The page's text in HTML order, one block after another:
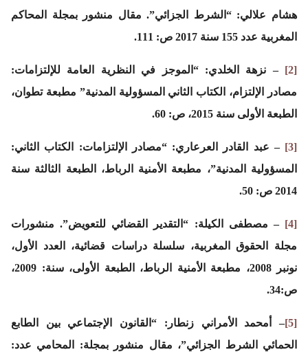
هشام علالي: “الشرط الجزائي”. مقال منشور بمجلة المحاكم
المغربية عدد 155 سنة 2017 ص: 111.
[2]
– نزهة الخلدي: “الموجز في النظرية العامة للإلتزامات:
مصادر الإلتزام، الكتاب الثاني المسؤولية المدنية” مطبعة تطوان،
الطبعة الأولى سنة 2015، ص: 60.
[3]
– عبد القادر العرعاري: “مصادر الإلتزامات: الكتاب الثاني:
المسؤولية المدنية”، مطبعة الأمنية الرباط، الطبعة الثالثة سنة
2014 ص: 50.
[4]
– مصطفى الكيلة: “التقدير القضائي للتعويض”. منشورات
مجلة الحقوق المغربية، سلسلة دراسات قضائية، العدد الأول،
نونبر 2008، مطبعة الأمنية الرباط، الطبعة الأولى، سنة: 2009،
ص:34.
[5]
– أمحمد الأمراني زنطار: “القانون الإجتماعي بين الطابع
الحمائي الشرط الجزائي”، مقال منشور بمجلة: المحامي عدد: